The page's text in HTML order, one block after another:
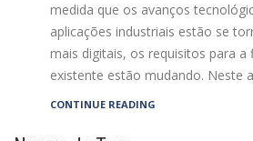
medida que os avanços
aplicações industriais estão se
mais digitais, os requisitos para a
existente estão mudando. Neste
CONTINUE READING